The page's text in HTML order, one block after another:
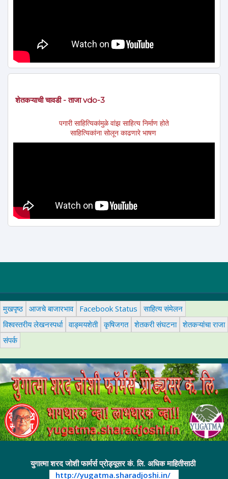
शेतकऱ्याची चावडी - ताजा vdo-3
पगारी साहित्यिकांमुळे वांझ साहित्य निर्माण होते
साहित्यिकांना सोलून काढणारे भाषण
मुखपृष्ठ आजचे बाजारभाव Facebook Status
साहित्य संमेलन
विश्वस्तरीय लेखनस्पर्धा वाङ्मयशेती कृषिजगत शेतकरी संघटना शेतकऱ्यांचा राजा
संपर्क
युगात्मा शरद जोशी फार्मर्स प्रोड्यूसर कं. लि. अधिक माहितीसाठी
http://yugatma.sharadjoshi.in/